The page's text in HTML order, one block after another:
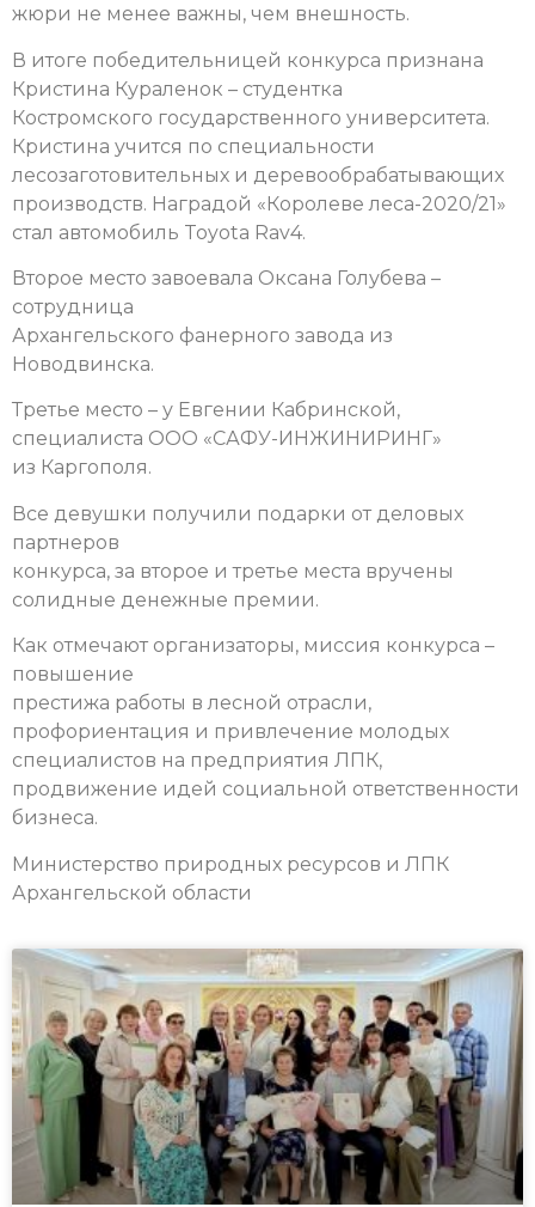
жюри не менее важны, чем внешность.
В итоге победительницей конкурса признана
Кристина Кураленок – студентка
Костромского государственного университета.
Кристина учится по специальности
лесозаготовительных и деревообрабатывающих
производств. Наградой «Королеве леса-2020/21»
стал автомобиль Toyota Rav4.
Второе место завоевала Оксана Голубева –
сотрудница
Архангельского фанерного завода из
Новодвинска.
Третье место – у Евгении Кабринской,
специалиста ООО «САФУ-ИНЖИНИРИНГ»
из Каргополя.
Все девушки получили подарки от деловых
партнеров
конкурса, за второе и третье места вручены
солидные денежные премии.
Как отмечают организаторы, миссия конкурса –
повышение
престижа работы в лесной отрасли,
профориентация и привлечение молодых
специалистов на предприятия ЛПК,
продвижение идей социальной ответственности
бизнеса.
Министерство природных ресурсов и ЛПК
Архангельской области